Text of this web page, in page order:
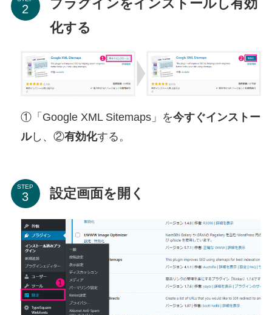
プラグインをインストールし有効
化する
①「Google XML Sitemaps」を今すぐインストー
ルし、②有効化する。
STEP 設定画面を開く